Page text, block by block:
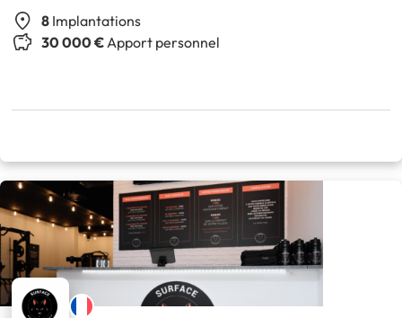
8 Implantations
30 000 € Apport personnel